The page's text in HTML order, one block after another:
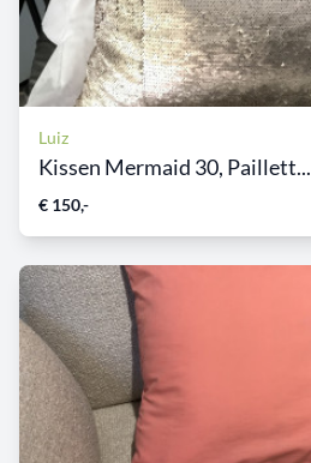
Luiz
Kissen Mermaid 30, Paillett...
€ 150,-